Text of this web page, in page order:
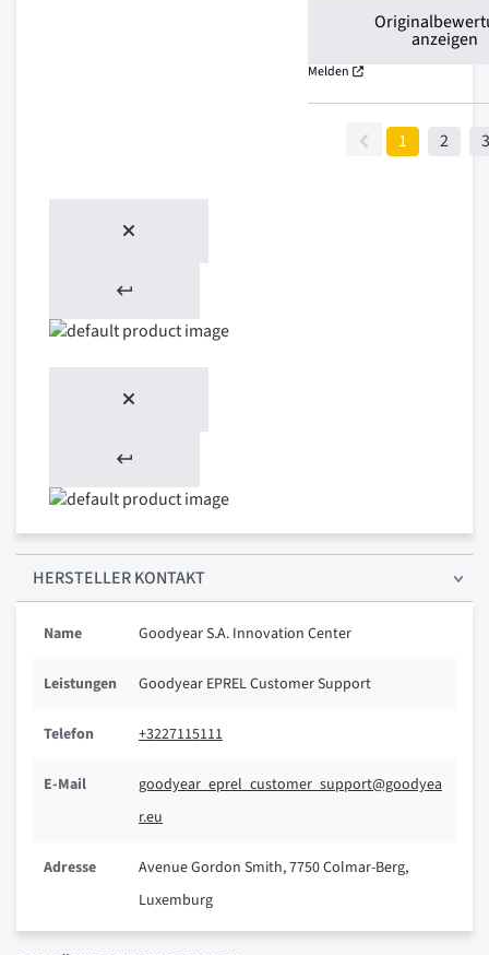
anzeigen
Melden
1 2 3
HERSTELLER KONTAKT
Name Goodyear S.A. Innovation Center
Leistungen Goodyear EPREL Customer Support
Telefon +3227115111
E-Mail
goodyear_eprel_customer_support@goodyea
r.eu
Adresse
Avenue Gordon Smith, 7750 Colmar-Berg,
Luxemburg